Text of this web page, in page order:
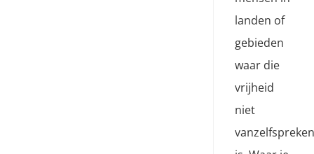
landen of
gebieden
waar die
vrijheid
niet